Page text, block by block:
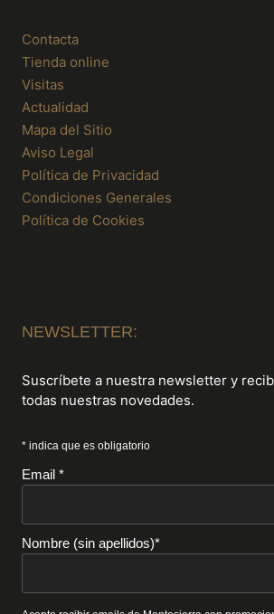
Contacta
Tienda online
Visitas
Actualidad
Mapa del Sitio
Aviso Legal
Política de Privacidad
Condiciones Generales
Política de Cookies
NEWSLETTER:
Suscríbete a nuestra newsletter y
todas nuestras novedades.
* indica que es obligatorio
Email *
Nombre (sin apellidos)*